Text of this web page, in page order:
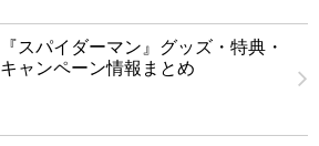
『スパイダーマン』グッズ・特典・
キャンペーン情報まとめ